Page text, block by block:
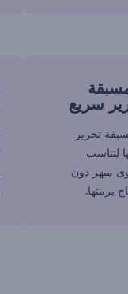
سريع
تحرير
لتناسب
مبهر دون
برمتها.